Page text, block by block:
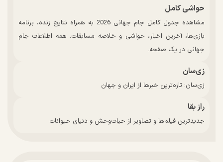
حواشی کامل
مشاهده جدول کامل جام جهانی 2026 به همراه نتایج زنده، برنامه
بازی‌ها، آخرین اخبار، حواشی و خلاصه مسابقات. همه اطلاعات جام
جهانی در یک صفحه.
زی‌سان
زی‌سان: تازه‌ترین خبرها از ایران و جهان
راز بقا
جدیدترین فیلم‌ها و تصاویر از حیات‌وحش و دنیای حیوانات